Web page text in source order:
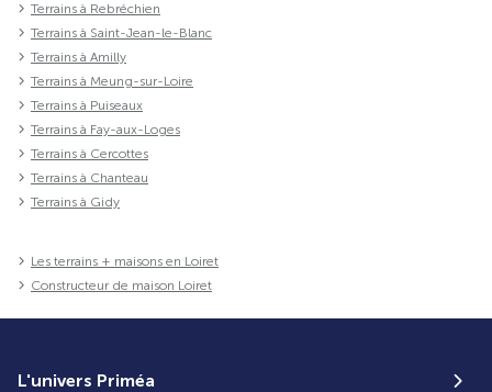
Terrains à Rebréchien
Terrains à Saint-Jean-le-Blanc
Terrains à Amilly
Terrains à Meung-sur-Loire
Terrains à Puiseaux
Terrains à Fay-aux-Loges
Terrains à Cercottes
Terrains à Chanteau
Terrains à Gidy
Les terrains + maisons en Loiret
Constructeur de maison Loiret
L'univers Priméa